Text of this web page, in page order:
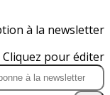
à la newsletter
Cliquez pour éditer